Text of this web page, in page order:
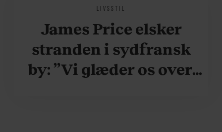
LIVSSTIL
James Price elsker
stranden i sydfransk
by: ”Vi glæder os over,